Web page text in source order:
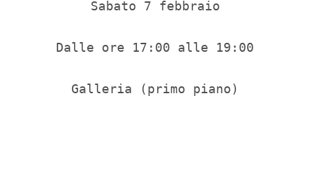
Sabato 7 febbraio
Dalle ore 17:00 alle 19:00
Galleria (primo piano)